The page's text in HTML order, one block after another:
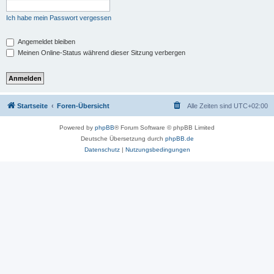
Ich habe mein Passwort vergessen
Angemeldet bleiben
Meinen Online-Status während dieser Sitzung verbergen
Startseite Foren-Übersicht Alle Zeiten sind UTC+02:00
Powered by phpBB® Forum Software © phpBB Limited
Deutsche Übersetzung durch phpBB.de
Datenschutz| Nutzungsbedingungen